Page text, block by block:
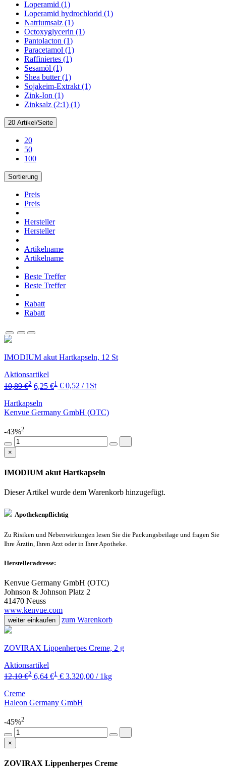
Loperamid (1)
Loperamid hydrochlorid (1)
Natriumsalz (1)
Octoxyglycerin (1)
Pantolacton (1)
Paracetamol (1)
Raffiniertes (1)
Sesamöl (1)
Shea butter (1)
Sojakeim-Extrakt (1)
Zink-Ion (1)
Zinksalz (2:1) (1)
20 Artikel/Seite
20
50
100
Sortierung
Preis
Preis
Hersteller
Hersteller
Artikelname
Artikelname
Beste Treffer
Beste Treffer
Rabatt
Rabatt
IMODIUM akut Hartkapseln, 12 St
Aktionsartikel
10,89 €2 6,25 €1 € 0,52 / 1St
Hartkapseln
Kenvue Germany GmbH (OTC)
-43%2
×
IMODIUM akut Hartkapseln
Dieser Artikel wurde dem Warenkorb hinzugefügt.
Apothekenpflichtig
Zu Risiken und Nebenwirkungen lesen Sie die Packungsbeilage und fragen Sie
Ihre Ärztin, Ihren Arzt oder in Ihrer Apotheke.
Herstelleradresse:
Kenvue Germany GmbH (OTC)
Johnson & Johnson Platz 2
41470 Neuss
www.kenvue.com
weiter einkaufen zum Warenkorb
ZOVIRAX Lippenherpes Creme, 2 g
Aktionsartikel
12,10 €2 6,64 €1 € 3.320,00 / 1kg
Creme
Haleon Germany GmbH
-45%2
×
ZOVIRAX Lippenherpes Creme